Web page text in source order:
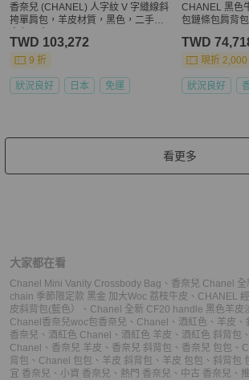
香奈兒 (CHANEL) 人字紋 V 字縫線斜
挎單肩包，羊皮材質，黑色，二手，
TWD 103,272
9 折
狀況良好 日本 免運
CHANEL 黑色
包鏈條包肩背包
TWD
現折 2,000
狀況良好
看更多
大家都在看
Chanel Mini Vanity Crossbody Bag 、 香奈兒 Chanel
chain 季節限定款 黑金 加大Woc 荔枝牛皮 、 CHANEL
皮斜背包(藍色）
、 Chanel 全新 CF20 handle 黑色羊皮
Chanel香奈兒woc包 香奈兒 、 Chanel 、 酒紅色 、 羊皮 、
香奈兒 、 酒紅色 Chanel 、 酒紅色 羊皮 、 酒紅色 斜背包 、
Chanel 、 香奈兒 羊皮 、 香奈兒 斜背包 、 香奈兒 包包 、
背包 、 Chanel 包包 、 羊皮 斜背包 、 羊皮 包包 、 斜背包
宜 香奈兒 、 小資 香奈兒 、 熱門 香奈兒 、 中古 香奈兒 、